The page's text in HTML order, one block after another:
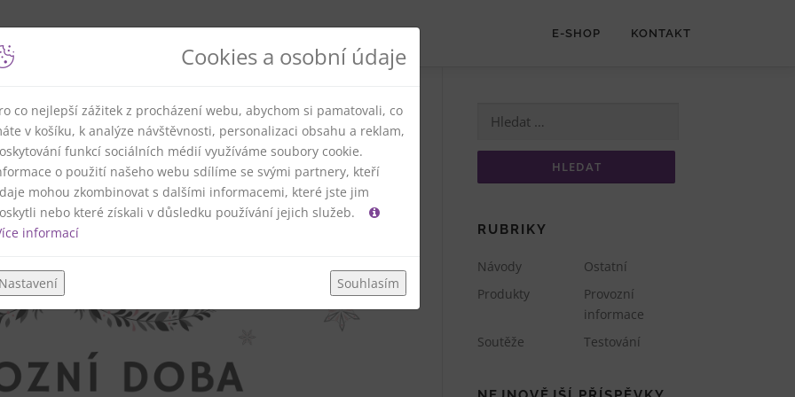
E-SHOP KONTAKT
VÁNOC Vyhledávání
RUBRIKY
Návody
Ostatní
Produkty
Provozní
informace
Soutěže
Testování
Cookies a osobní údaje
co nejlepší zážitek z procházení webu, abychom si pamatovali, co
v košíku, k analýze návštěvnosti, personalizaci obsahu a reklam,
funkcí sociálních médií využíváme soubory cookie.
o použití našeho webu sdílíme se svými partnery, kteří
mohou zkombinovat s dalšími informacemi, které jste jim
nebo které získali v důsledku používání jejich služeb.
informací
Nastavení Souhlasím